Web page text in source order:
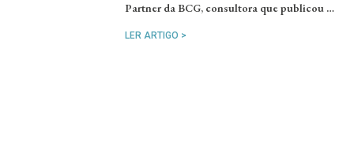
Partner da BCG, consultora que publicou …
LER ARTIGO >